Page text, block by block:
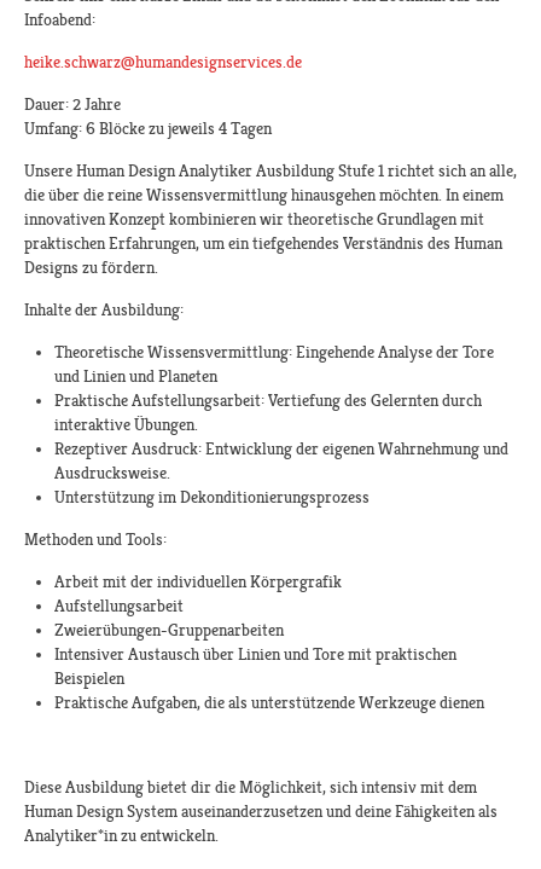
Infoabend:
heike.schwarz@humandesignservices.de
Dauer: 2 Jahre
Umfang: 6 Blöcke zu jeweils 4 Tagen
Unsere Human Design Analytiker Ausbildung Stufe 1 richtet sich an alle,
die über die reine Wissensvermittlung hinausgehen möchten. In einem
innovativen Konzept kombinieren wir theoretische Grundlagen mit
praktischen Erfahrungen, um ein tiefgehendes Verständnis des Human
Designs zu fördern.
Inhalte der Ausbildung:​
Theoretische Wissensvermittlung: Eingehende Analyse der Tore
und Linien und Planeten
Praktische Aufstellungsarbeit: Vertiefung des Gelernten durch
interaktive Übungen.
Rezeptiver Ausdruck: Entwicklung der eigenen Wahrnehmung und
Ausdrucksweise.
Unterstützung im Dekonditionierungsprozess
Methoden und Tools:
Arbeit mit der individuellen Körpergrafik
Aufstellungsarbeit
Zweierübungen-Gruppenarbeiten
Intensiver Austausch über Linien und Tore mit praktischen
Beispielen
Praktische Aufgaben, die als unterstützende Werkzeuge dienen
Diese Ausbildung bietet dir die Möglichkeit, sich intensiv mit dem
Human Design System auseinanderzusetzen und deine Fähigkeiten als
Analytiker*in zu entwickeln.